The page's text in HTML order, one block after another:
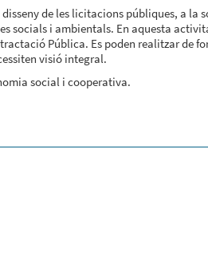
de les licitacions públiques, a la
socials i ambientals. En aquesta
Pública. Es poden realitzar de
visió integral.
social i cooperativa.